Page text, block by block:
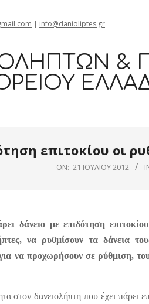
| info@danioliptes.gr
&
επιτοκίου οι
ON: 21 ΙΟΥΛΊΟΥ 2012
δάνειο με επιδότηση
να ρυθμίσουν τα δάνεια
να προχωρήσουν σε ρύθμιση,
στον δανειολήπτη που έχει πάρει